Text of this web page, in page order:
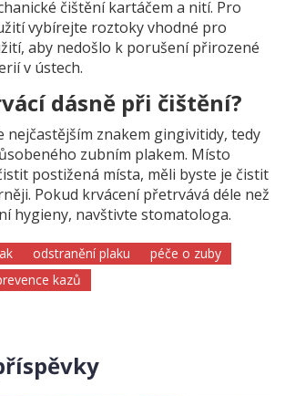
čištění kartáčem a nití. Pro
vybírejte roztoky vhodné pro
aby nedošlo k porušení přirozené
v ústech.
dásně při čištění?
nejčastějším znakem gingivitidy, tedy
zubním plakem. Místo
postižená místa, měli byste je čistit
Pokud krvácení přetrvává déle než
hygieny, navštivte stomatologa.
odstranění plaku
péče o zuby
kazů